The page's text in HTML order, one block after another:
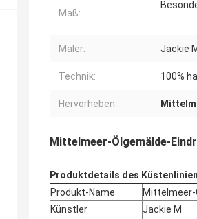
Maß:
Maler: Jackie
Technik: 100%
Hervorheben:
Mittelmeer-Ölgemälde-
Produktdetails des
Produkt-Name
Mittelmeer-
Künstler
Jackie M